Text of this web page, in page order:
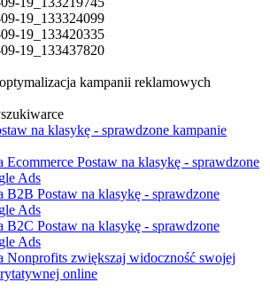
kampanii reklamowych
na klasykę - sprawdzone kampanie
Ecommerce Postaw na klasykę - sprawdzone
Ads
B2B Postaw na klasykę - sprawdzone
Ads
B2C Postaw na klasykę - sprawdzone
Ads
Nonprofits zwiększaj widoczność swojej
online